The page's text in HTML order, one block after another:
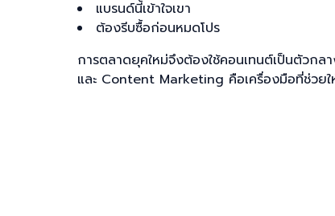
แบรนด์นี้เข้าใจเขา
ต้องรีบซื้อก่อนหมดโปร
การตลาดยุคใหม่จึงต้องใช้คอนเทนต์เป็นตัวกล
และ Content Marketing คือเครื่องมือที่ช่วย